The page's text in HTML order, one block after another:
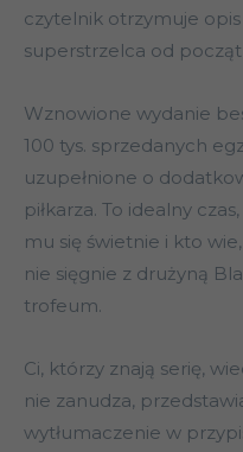
czytelnik otrzymuje
superstrzelca od
Wznowione wydanie
100 tys. sprzedanych
uzupełnione o
piłkarza. To idealny
mu się świetnie i kto
nie sięgnie z drużyną
trofeum.
Ci, którzy znają serię,
nie zanudza,
wytłumaczenie w